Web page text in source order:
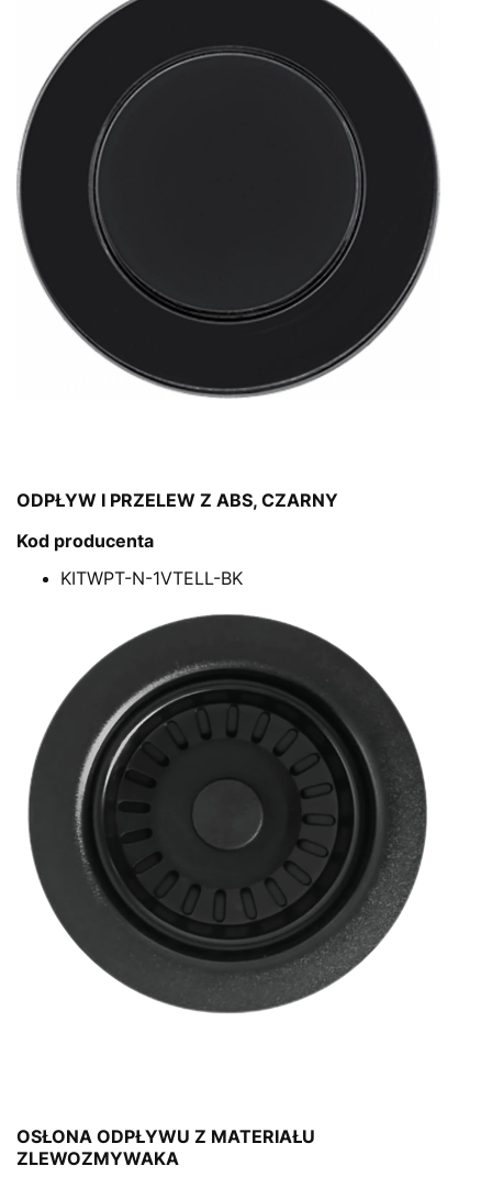
ODPŁYW I PRZELEW Z ABS, CZARNY
Kod producenta
KITWPT-N-1VTELL-BK
OSŁONA ODPŁYWU Z MATERIAŁU
ZLEWOZMYWAKA